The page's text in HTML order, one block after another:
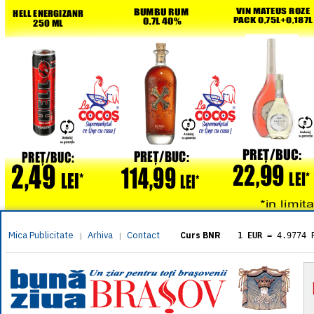
Mica Publicitate | Arhiva | Contact Curs BNR 1 EUR = 4.9774
= 5.8304
1 XAU= 464.4611
1 AED= 1.1933
1 AUD= 2.7957
1 BGN= 2.5449